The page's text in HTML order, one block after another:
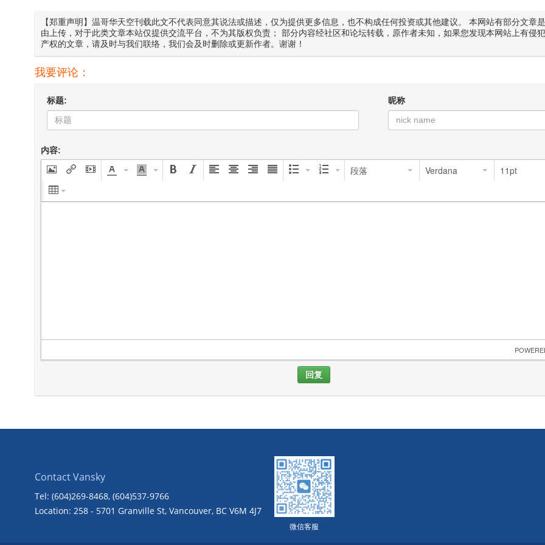
【郑重声明】温哥华天空刊载此文不代表同意其说法或描述，仅为提供更多信息，也不构成任何投资或其他建议。 本网站有部分文章
由上传，对于此类文章本站仅提供交流平台，不为其版权负责； 部分内容经社区和论坛转载，原作者未知，如果您发现本网站上有侵
产权的文章，请及时与我们联络，我们会及时删除或更新作者。谢谢！
我要评论：
标题: 昵称
内容:
段落 Verdana 11pt
回复
Contact Vansky
Tel: (604)269-8468, (604)537-9766
Location: 258 - 5701 Granville St, Vancouver, BC V6M 4J7
微信客服